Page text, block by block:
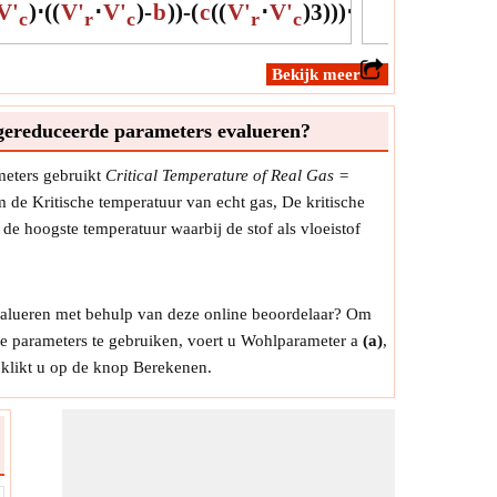
volume van echt gas
volume van echt gas of molair gasvolume is één
elk gas bij een specifieke temperatuur en druk en
vast volume.
V'
Volume
m³
Waarde kan positief of negatief zijn.
molvolume voor PR-methode
druk en temperatuur van de stof per mol.
r
NA
c)⋅((V'r⋅V'c)-b))-(c((V'r⋅V'c)3)))⋅
​Bekijk meer
parameters evalueren?
gebruikt Critical Temperature of Real Gas =
de Kritische temperatuur van echt gas, De kritische
hoogste temperatuur waarbij de stof als vloeistof
met behulp van deze online beoordelaar? Om
te gebruiken, voert u Wohlparameter a (a),
u op de knop Berekenen.